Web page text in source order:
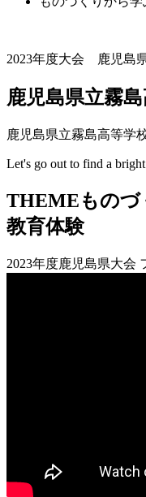
2023年度大会 鹿児島
鹿児島県立霧
鹿児島県立霧島高等学
Let's go out to find a
THEMEもの
教育体験
2023年度鹿児島県大会